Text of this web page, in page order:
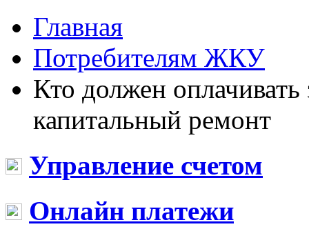
Главная
Потребителям ЖКУ
Кто должен
капитальный ремонт
Управление счетом
Онлайн платежи